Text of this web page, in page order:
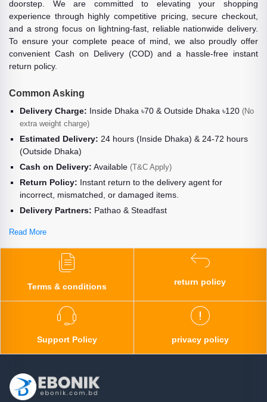
doorstep. We are committed to elevating your shopping
experience through highly competitive pricing, secure checkout,
and a strong focus on lightning-fast, reliable nationwide delivery.
To ensure your complete peace of mind, we also proudly offer
convenient Cash on Delivery (COD) and a hassle-free instant
return policy.
Common Asking
Delivery Charge: Inside Dhaka ৳70 & Outside Dhaka ৳120 (No
extra weight charge)
Estimated Delivery: 24 hours (Inside Dhaka) & 24-72 hours
(Outside Dhaka)
Cash on Delivery: Available (T&C Apply)
Return Policy: Instant return to the delivery agent for
incorrect, mismatched, or damaged items.
Delivery Partners: Pathao & Steadfast
Read More
Terms & conditions
return policy
Support Policy privacy policy